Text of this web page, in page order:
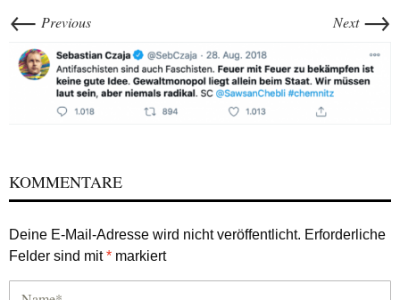
← Previous Next →
KOMMENTARE
Deine E-Mail-Adresse wird nicht veröffentlicht. Erforderliche
Felder sind mit* markiert